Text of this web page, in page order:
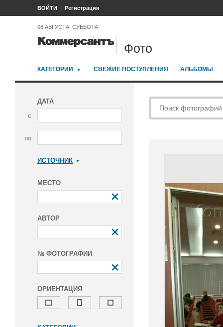
ВОЙТИ Регистрация
08 АВГУСТА, СУББОТА
Фото
КАТЕГОРИИ СВЕЖИЕ ПОСТУПЛЕНИЯ АЛЬБОМЫ
ДАТА
с
по
ИСТОЧНИК
МЕСТО
АВТОР
№ ФОТОГРАФИИ
ОРИЕНТАЦИЯ